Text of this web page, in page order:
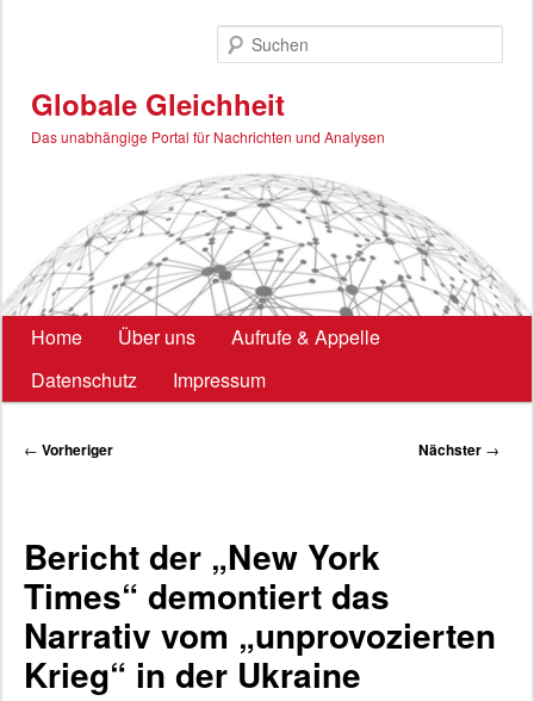
Globale Gleichheit
Das unabhängige Portal für Nachrichten und Analysen
Hauptmenü
Home Über uns
Aufrufe & Appelle
Datenschutz
Impressum
Beitragsnavigation
← Vorheriger Nächster →
Bericht der „New York
Times“ demontiert das
Narrativ vom „unprovozierten
Krieg“ in der Ukraine